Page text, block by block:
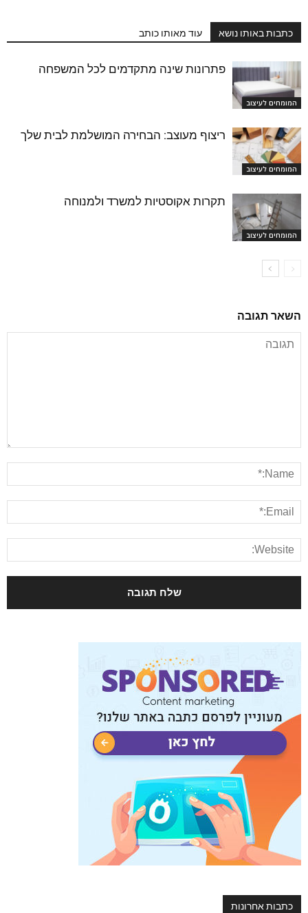
כתבות באותו נושא עוד מאותו כותב
המומחים לעיצוב
פתרונות שינה מתקדמים לכל המשפחה
המומחים לעיצוב
ריצוף מעוצב: הבחירה המושלמת לבית שלך
המומחים לעיצוב
תקרות אקוסטיות למשרד ולמנוחה
השאר תגובה
כתבות אחרונות